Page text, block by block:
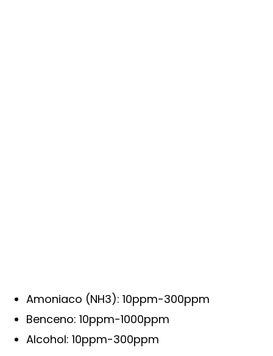
Amoniaco (NH3): 10ppm-300ppm
Benceno: 10ppm-1000ppm
Alcohol: 10ppm-300ppm